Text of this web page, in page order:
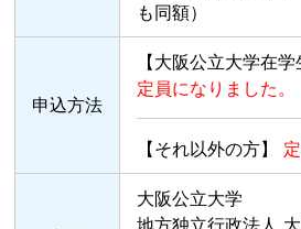
も同額）
申込方法
【大阪公立大学在
定員になりました。
【それ以外の方】
大阪公立大学
地方独立行政法人